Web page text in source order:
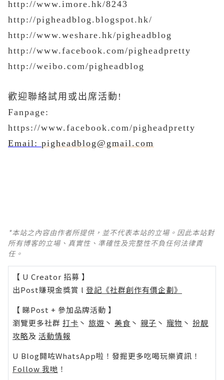
http://www.imore.hk/8243
http://pigheadblog.blogspot.hk/
http://www.weshare.hk/pigheadblog
http://www.facebook.com/pigheadpretty
http://weibo.com/pigheadblog
歡迎聯絡試用或出席活動 !
Fanpage:
https://www.facebook.com/pigheadpretty
Email: pigheadblog@gmail.com
*本站之內容由作者所提供，並不代表本站的立場。因此本站對
所有博客的立場、真實性、準確性及完整性不負任何法律責
任。
【 U Creator 招募 】
出Post賺現金獎賞 l 登記《社群創作有價企劃》
【 睇Post + 參加品牌活動 】
瀏覽更多社群 打卡 丶 旅遊 丶 美食 丶 親子 丶 寵物 丶 扮靚
攻略及 活動情報
U Blog開咗WhatsApp啦！發掘更多吃喝玩樂資訊！
Follow 我哋 ！